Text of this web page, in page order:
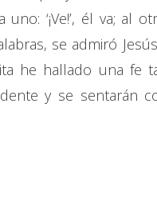
‘¡Ve!’, él va; al
se admiró
he hallado una fe
y se sentarán